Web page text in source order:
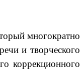
многократно
и творческого
коррекционного